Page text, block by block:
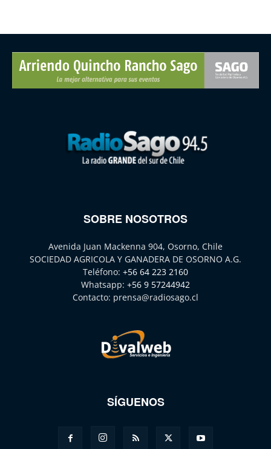
SOBRE NOSOTROS
Avenida Juan Mackenna 904, Osorno, Chile
SOCIEDAD AGRICOLA Y GANADERA DE OSORNO A.G.
Teléfono: +56 64 223 2160
Whatsapp: +56 9 57244942
Contacto: prensa@radiosago.cl
SÍGUENOS